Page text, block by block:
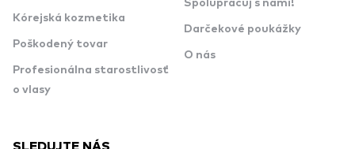
Kórejská kozmetika
Poškodený tovar
Profesionálna starostlivosť
o vlasy
Spolupracuj s nami!
Darčekové poukážky
O nás
SLEDUJTE NÁS